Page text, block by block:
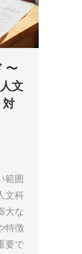
〜
文
対
範囲
文科
大な
特徴
要で